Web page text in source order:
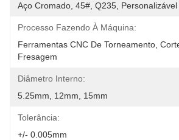
Aço Cromado, 45#, Q235, Personalizável
Processo Fazendo À Máquina:
Ferramentas CNC De Torneamento,
Fresagem
Diâmetro Interno:
5.25mm, 12mm, 15mm
Tolerância:
+/- 0.005mm